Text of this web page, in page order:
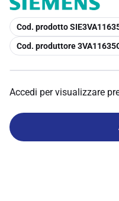
copia
Cod. prodotto
copia
Cod. produttore
Accedi per visualizzare